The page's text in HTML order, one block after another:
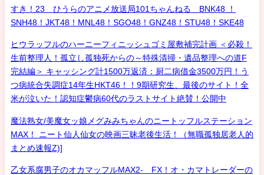
すき！23 ひうらのアニメ放送局101ちゃんねる BNK48 ！
SNH48！JKT48！MNL48！SGO48！GNZ48！STU48！SKE48
ヒウラッフルのハーニーフィニッシュゴミ屋敷補完計画 ＜必殺！
生前整理人！孤立し孤独死からの～特殊清掃・遺品整理への道F
完結編＞ キャッシング計1500万返済：厨二病借金3500万円！う
つ病統合失調症14年生HKT46！！9期研究生、最後のサイト！全
米が泣いた！認知症鬱病60代のラストサイト絶賛！公開中
魔法熟女/美魔女ッ娘メグみみちゃんのニートッフルステーション
MAX！ ニート仙人仙女の映画三昧老後生活！（無職孤独居老人的
まとめ速報Z)]
乙女系腐男子のオカマッフルMAX2- FX！オ・カマトレーダーの